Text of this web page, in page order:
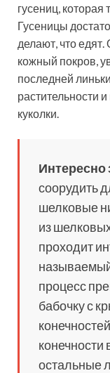
гусениц, которая
Гусеницы
делают, что
кожный покров,
последней
растительности
куколки.
Интересно
соорудить
шелковые
из
проходит
процесс
бабочку с
конечности
остальные